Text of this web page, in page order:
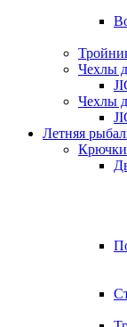
Чехлы
Чехлы
Летняя